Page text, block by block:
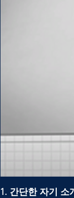
1. 간단한 자기 소